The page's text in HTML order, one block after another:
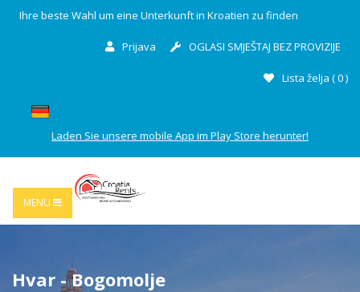
Ihre beste Wahl um eine Unterkunft in Kroatien zu finden
Prijava OGLASI SMJEŠTAJ BEZ PROVIZIJE
Lista želja (0)
Laden Sie unsere mobile App im Play Store herunter!
MENU
Hvar - Bogomolje